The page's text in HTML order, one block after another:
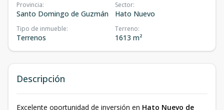
Provincia:
Santo Domingo de Guzmán
Sector:
Hato Nuevo
Tipo de inmueble:
Terrenos
Terreno:
1613 m²
Descripción
Excelente oportunidad de inversión en Hato Nuevo de